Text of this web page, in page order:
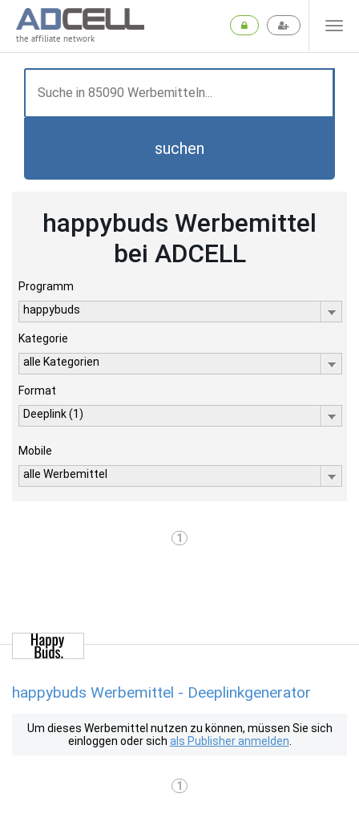
the affiliate network
suchen
happybuds Werbemittel
bei ADCELL
Programm
happybuds
Kategorie
alle Kategorien
Format
Deeplink (1)
Mobile
alle Werbemittel
1
happybuds Werbemittel - Deeplinkgenerator
Um dieses Werbemittel nutzen zu können, müssen Sie sich
einloggen oder sich als Publisher anmelden
1